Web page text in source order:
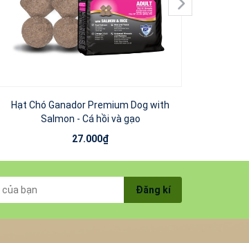
Hạt Chó Ganador Premium Dog with
Salmon - Cá hồi và gạo
27.000₫
Đăng kí